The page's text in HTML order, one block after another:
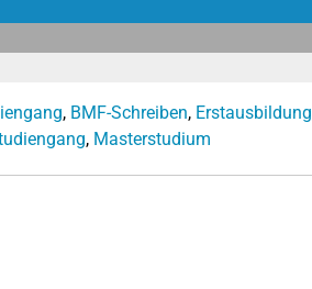
, BMF-Schreiben, Erstausbildung
, Masterstudium